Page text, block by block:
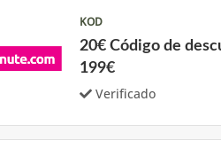
KOD
20€ Código de
199€
Verificado